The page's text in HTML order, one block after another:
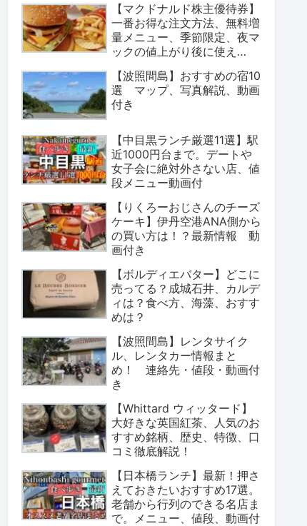
【マクドナルド株主優待券】
一番お得な注文方法、無料増
量メニュー、季節限定、夜マ
ックの値上がり後に使え
【波照間島】おすすめの宿10
選 マップ、写真解説、動画
付き
【中目黒ランチ厳選11選】駅
近1000円台まで。デートや
女子会に絶対外さない店、値
段メニュー動画付
【りくろーおじさんのチーズ
ケーキ】伊丹空港ANA側から
の買い方は！？最新情報 動
画付き
【ボルディエバター】どこに
売ってる？成城石井、カルデ
ィは？食べ方、海藻、おすす
めは？
【波照間島】レンタサイク
ル、レンタカー情報まと
め！ 連絡先・値段・動画付
き
【Whittard ウィッタード】
大好きな英国紅茶、人気のお
すすめ銘柄、歴史、特徴、口
コミ徹底解説！
【日本橋ランチ】最新！押さ
えておきたいおすすめ17選。
老舗から行列のできる名店ま
で。メニュー、値段、動画付